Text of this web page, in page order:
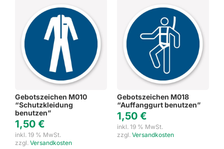
Gebotszeichen M010
“Schutzkleidung
benutzen”
1,50 €
inkl. 19 % MwSt.
zzgl. Versandkosten
Gebotszeichen M018
“Auffanggurt benutzen”
1,50 €
inkl. 19 % MwSt.
zzgl. Versandkosten